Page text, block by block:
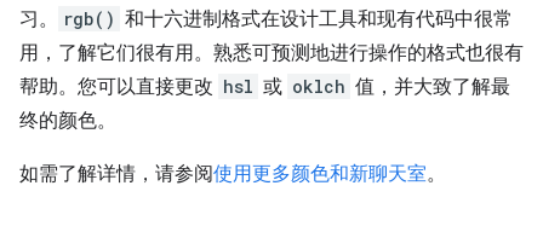
习。
rgb() 和十六进制格式在设计工具和现有代码中很常
用，了解它们很有用。熟悉可预测地进行操作的格式也很有
帮助。您可以直接更改 hsl 或 oklch 值，并大致了解最
终的颜色。
如需了解详情，请参阅使用更多颜色和新聊天室。